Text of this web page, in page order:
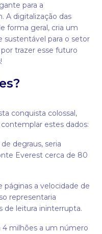
para a
A digitalização das
forma geral, cria um
para o setor
trazer esse futuro
conquista colossal,
estes dados:
degraus, seria
Everest cerca de 80
páginas a velocidade de
representaria
de leitura ininterrupta.
4 milhões a um número